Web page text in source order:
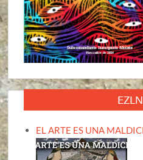
EZLN
EL ARTE ES UNA